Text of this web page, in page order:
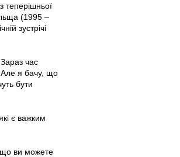
(1995 –
зустрічі
час
Але я бачу, що
бути
є важким
що ви можете